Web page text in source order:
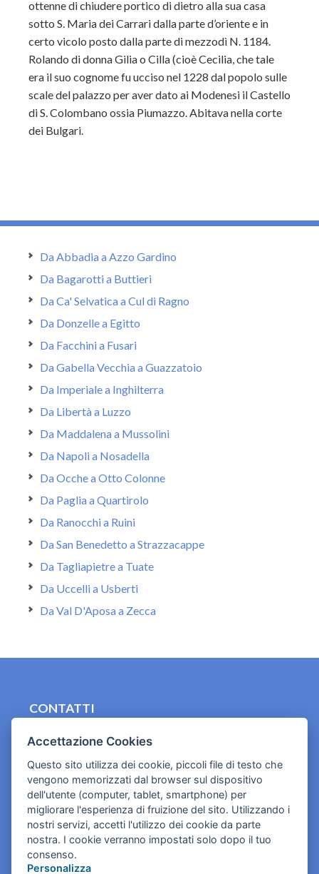
ottenne di chiudere portico di dietro alla sua casa
sotto S. Maria dei Carrari dalla parte d’oriente e in
certo vicolo posto dalla parte di mezzodì N. 1184.
Rolando di donna Gilia o Cilla (cioè Cecilia, che tale
era il suo cognome fu ucciso nel 1228 dal popolo sulle
scale del palazzo per aver dato ai Modenesi il Castello
di S. Colombano ossia Piumazzo. Abitava nella corte
dei Bulgari.
Da Abbadia a Azzo Gardino
Da Bagarotti a Buttieri
Da Ca' Selvatica a Cul di Ragno
Da Donzelle a Egitto
Da Facchini a Fusari
Da Gabella Vecchia a Guazzatoio
Da Imperiale a Inghilterra
Da Libertà a Luzzo
Da Maddalena a Mussolini
Da Napoli a Nosadella
Da Ocche a Otto Colonne
Da Paglia a Quartirolo
Da Ranocchi a Ruini
Da San Benedetto a Strazzacappe
Da Tagliapietre a Tuate
Da Uccelli a Usberti
Da Val D'Aposa a Zecca
CONTATTI
Cookies e informativa privacy
Accettazione Cookies
Questo sito utilizza dei cookie, piccoli file di testo che
vengono memorizzati dal browser sul dispositivo
dell'utente (computer, tablet, smartphone) per
migliorare l'esperienza di fruizione del sito. Utilizzando i
nostri servizi, accetti l'utilizzo dei cookie da parte
nostra. I cookie verranno impostati solo dopo il tuo
consenso.
Personalizza